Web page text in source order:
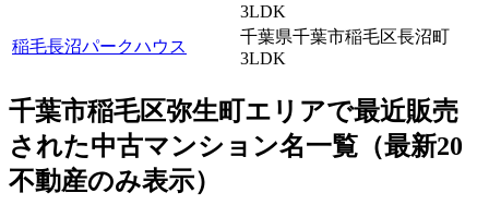
3LDK
稲毛長沼パークハウス
千葉県千葉市稲毛区長沼町
3LDK
千葉市稲毛区弥生町エリアで最近販売
された中古マンション名一覧（最新20
不動産のみ表示）